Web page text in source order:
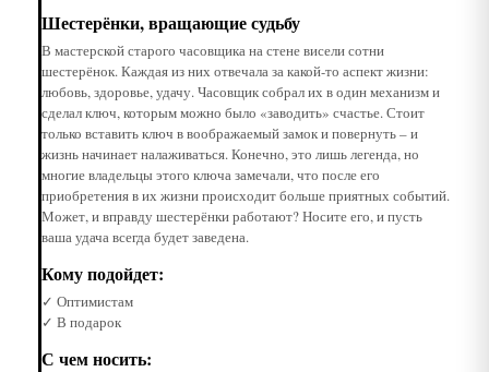
Шестерёнки, вращающие судьбу
В мастерской старого часовщика на стене висели сотни
шестерёнок. Каждая из них отвечала за какой-то аспект жизни:
любовь, здоровье, удачу. Часовщик собрал их в один механизм и
сделал ключ, которым можно было «заводить» счастье. Стоит
только вставить ключ в воображаемый замок и повернуть – и
жизнь начинает налаживаться. Конечно, это лишь легенда, но
многие владельцы этого ключа замечали, что после его
приобретения в их жизни происходит больше приятных событий.
Может, и вправду шестерёнки работают? Носите его, и пусть
ваша удача всегда будет заведена.
Кому подойдет:
✓ Оптимистам
✓ В подарок
С чем носить: